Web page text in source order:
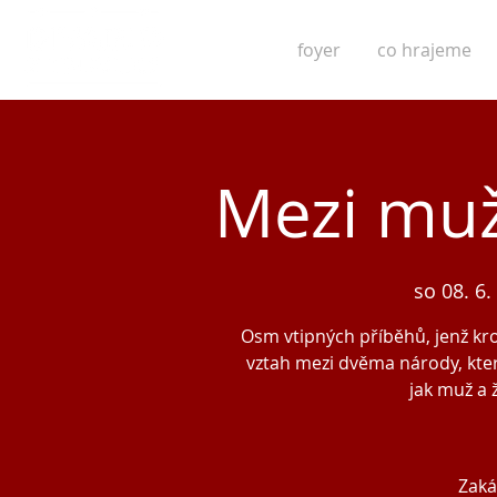
foyer co hrajeme
Mezi
so 08. 6.
Osm vtipných příběhů, jenž
vztah mezi dvěma národy,
jak muž a